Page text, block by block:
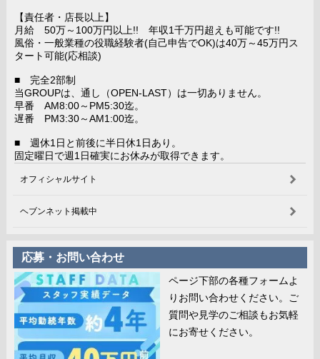
【責任者・店長以上】
月給 50万～100万円以上!! 年収1千万円超えも可能です!!
風俗・一般業種の役職経験者(自己申告でOK)は40万～45万円ス
タート可能(応相談)
■ 完全2部制
当GROUPは、通し（OPEN-LAST）は一切ありません。
早番 AM8:00～PM5:30迄。
遅番 PM3:30～AM1:00迄。
■ 週休1日と前後に半日休1日あり。
固定曜日で週1日確実にお休みが取得できます。
オフィシャルサイト
ヘブンネット掲載中
応募・お問い合わせ
ページ下部の各種フォームよ
りお問い合わせください。ご
質問や見学のご相談もお気軽
にお寄せください。